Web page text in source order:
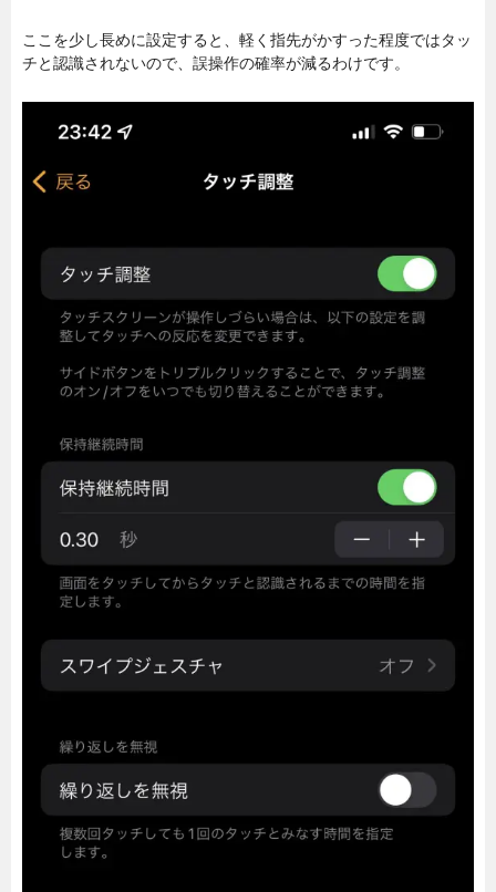
ここを少し長めに設定すると、軽く指先がかすった程度ではタッ
チと認識されないので、誤操作の確率が減るわけです。